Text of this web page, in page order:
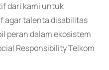
dari kami untuk
agar talenta disabilitas
peran dalam ekosistem
Responsibility Telkom